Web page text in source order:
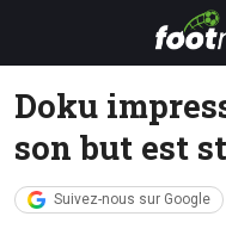
Doku
son but est
Suivez-nous sur Google